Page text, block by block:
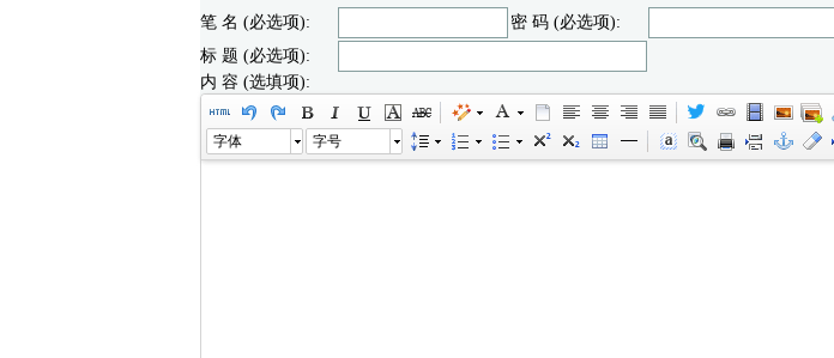
笔 名 (必选项): 密 码 (必选项):
标 题 (必选项):
内 容 (选填项):
字体 字号